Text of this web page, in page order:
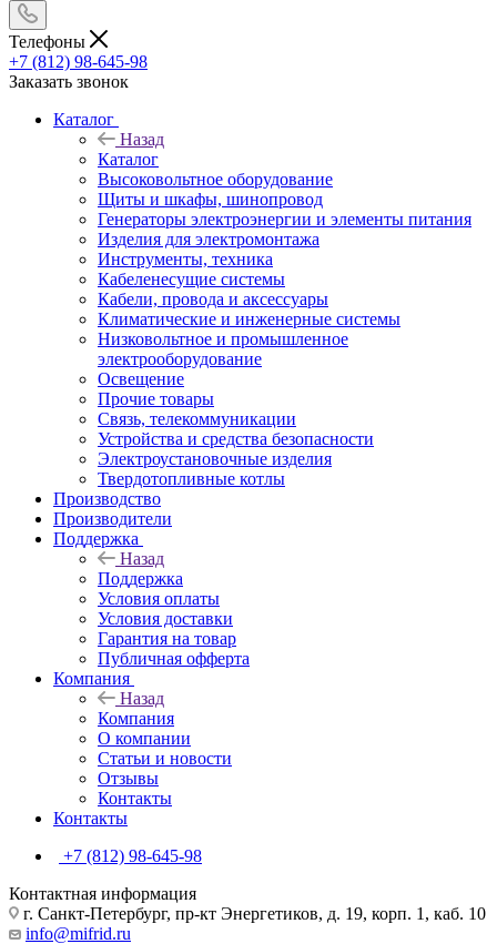
Телефоны
+7 (812) 98-645-98
Заказать звонок
Каталог
Назад
Каталог
Высоковольтное оборудование
Щиты и шкафы, шинопровод
Генераторы электроэнергии и элементы питания
Изделия для электромонтажа
Инструменты, техника
Кабеленесущие системы
Кабели, провода и аксессуары
Климатические и инженерные системы
Низковольтное и промышленное
электрооборудование
Освещение
Прочие товары
Связь, телекоммуникации
Устройства и средства безопасности
Электроустановочные изделия
Твердотопливные котлы
Производство
Производители
Поддержка
Назад
Поддержка
Условия оплаты
Условия доставки
Гарантия на товар
Публичная офферта
Компания
Назад
Компания
О компании
Статьи и новости
Отзывы
Контакты
Контакты
+7 (812) 98-645-98
Контактная информация
г. Санкт-Петербург, пр-кт Энергетиков, д. 19, корп. 1, каб. 10
info@mifrid.ru